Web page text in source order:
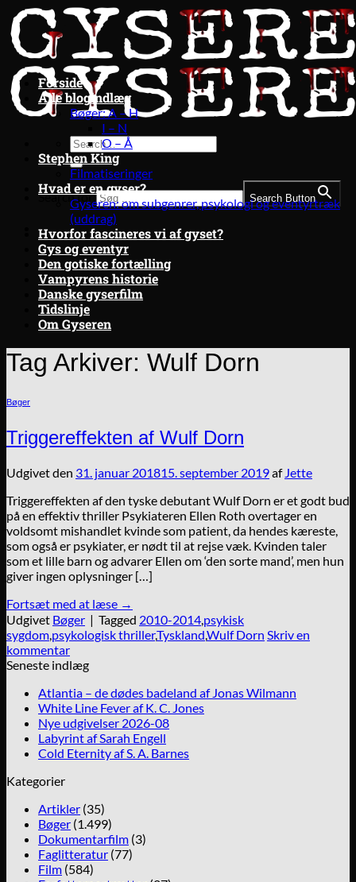
Fortsæt
til
indhold
Search for: Search Button
Forside
Alle blogindlæg
Bøger: A – H
I – N
O – Å
Stephen King
Filmatiseringer
Hvad er en gyser?
Gyseren: om subgenrer, psykologi og eventyrtræk
(uddrag)
Hvorfor fascineres vi af gyset?
Gys og eventyr
Den gotiske fortælling
Vampyrens historie
Danske gyserfilm
Tidslinje
Om Gyseren
Tag Arkiver: Wulf Dorn
Bøger
Triggereffekten af Wulf Dorn
Udgivet den 31. januar 201815. september 2019af Jette
Triggereffekten af den tyske debutant Wulf Dorn er et godt bud
på en effektiv thriller Psykiateren Ellen Roth overtager en
voldsomt mishandlet kvinde som patient, da hendes kæreste,
som også er psykiater, er nødt til at rejse væk. Kvinden taler
som et lille barn og advarer Ellen om ‘den sorte mand’, men hun
giver ingen oplysninger […]
Fortsæt med at læse →
Udgivet Bøger | Tagged 2010-2014,psykisk
sygdom,psykologisk thriller,Tyskland,Wulf Dorn Skriv en
kommentar
Seneste indlæg
Atlantia – de dødes badeland af Jonas Wilmann
White Line Fever af K. C. Jones
Nye udgivelser 2026-08
Labyrint af Sarah Engell
Cold Eternity af S. A. Barnes
Kategorier
Artikler (35)
Bøger (1.499)
Dokumentarfilm (3)
Faglitteratur (77)
Film (584)